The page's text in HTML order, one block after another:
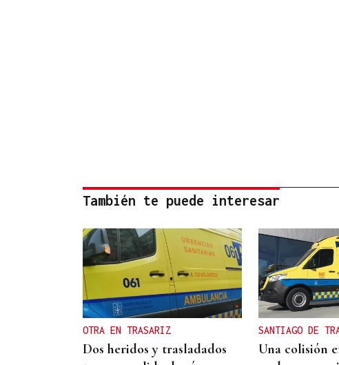
También te puede interesar
OTRA EN TRASARIZ
Dos heridos y trasladados
SANTIAGO DE
Una colisión